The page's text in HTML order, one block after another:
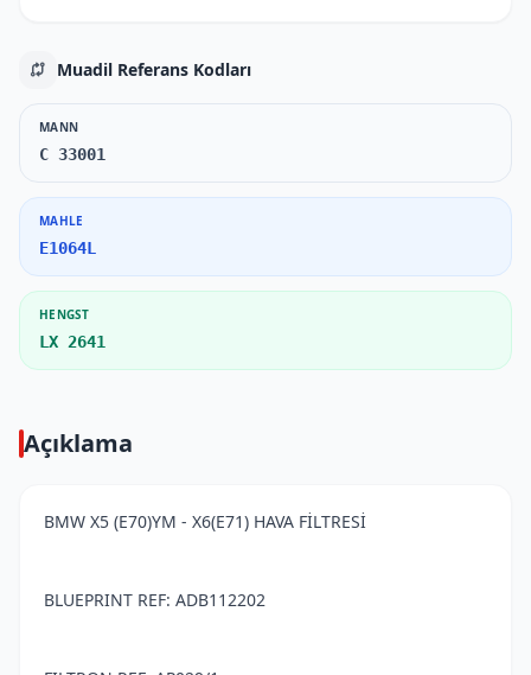
Muadil Referans Kodları
MANN
C 33001
MAHLE
E1064L
HENGST
LX 2641
Açıklama
BMW X5 (E70)YM - X6(E71) HAVA FİLTRESİ
BLUEPRINT REF: ADB112202